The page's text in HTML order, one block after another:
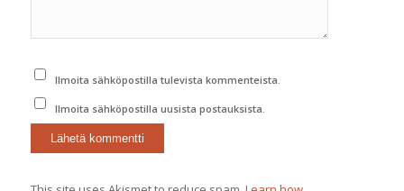
Ilmoita sähköpostilla tulevista kommenteista.
Ilmoita sähköpostilla uusista postauksista.